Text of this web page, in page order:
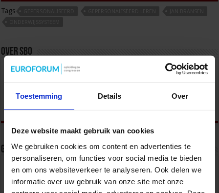
Toestemming Details Over
Deze website maakt gebruik van cookies
We gebruiken cookies om content en advertenties te
personaliseren, om functies voor social media te bieden
en om ons websiteverkeer te analyseren. Ook delen we
informatie over uw gebruik van onze site met onze
Tags
Over sbo
Het Studiecentrum voor Bedrijf en Overheid (SBO)
& RO, zorg, bouw & infra en overheid.
Gerelateerde Artikelen